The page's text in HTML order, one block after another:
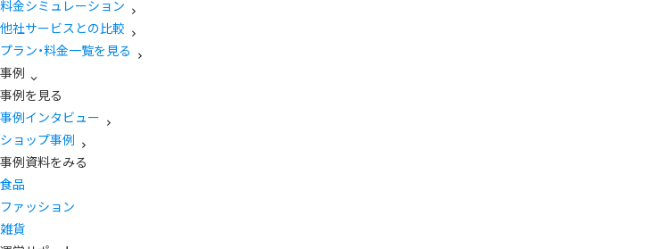
料金シミュレーション
他社サービスとの比較
プラン・料金一覧を見る
事例
事例を見る
事例インタビュー
ショップ事例
事例資料をみる
食品
ファッション
雑貨